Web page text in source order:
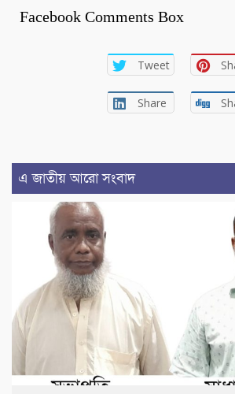
Facebook Comments Box
Tweet
Share
এ জাতীয় আরো সংবাদ